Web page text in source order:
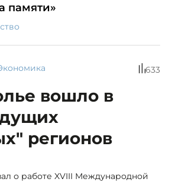
памяти»
633
вошло в
регионов
о работе XVIII Международной